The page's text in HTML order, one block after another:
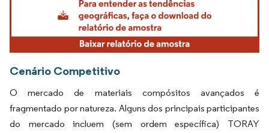
Cenário Competitivo
O mercado de materiais compósitos avançados é
fragmentado por natureza. Alguns dos principais participantes
do mercado incluem (sem ordem específica) TORAY